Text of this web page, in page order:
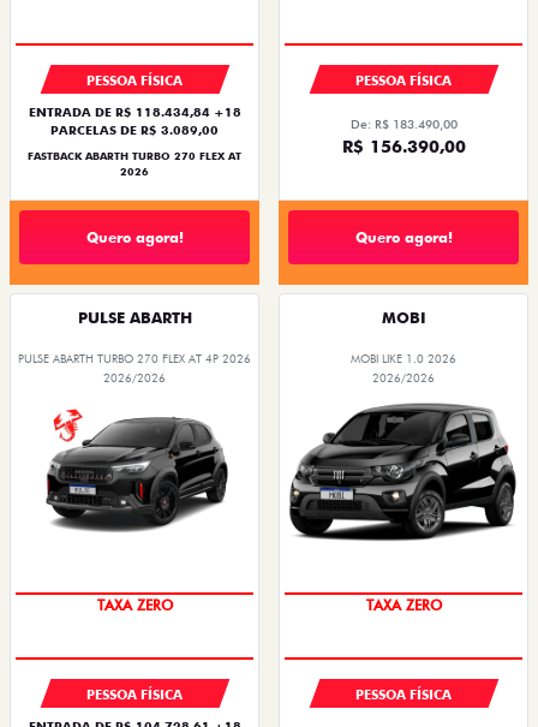
PESSOA FÍSICA
ENTRADA DE R$ 118.434,84 +18
PARCELAS DE R$ 3.089,00
FASTBACK ABARTH TURBO 270 FLEX AT
2026
Quero agora!
PESSOA FÍSICA
De: R$ 183.490,00
R$ 156.390,00
Quero agora!
PULSE ABARTH
PULSE ABARTH TURBO 270 FLEX AT 4P 2026
2026/2026
PESSOA FÍSICA
MOBI
MOBI LIKE 1.0 2026
2026/2026
PESSOA FÍSICA